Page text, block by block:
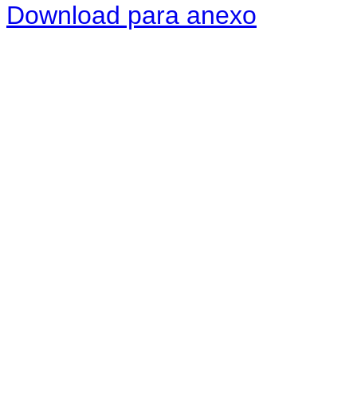
Download para anexo